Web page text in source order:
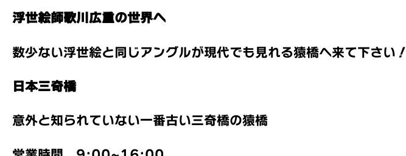
浮世絵師歌川広重の世界へ
数少ない浮世絵と同じアングルが現代でも見れる猿橋へ来て下さい！
日本三奇橋
意外と知られていない一番古い三奇橋の猿橋